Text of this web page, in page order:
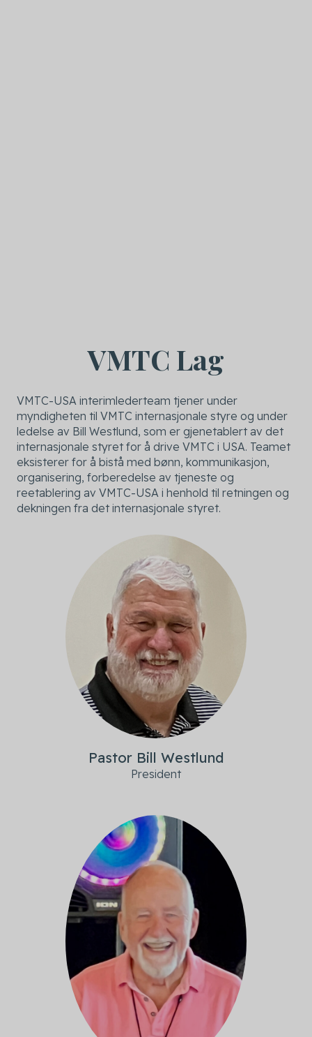
VMTC Lag
VMTC-USA interimlederteam tjener under
myndigheten til VMTC internasjonale styre og under
ledelse av Bill Westlund, som er gjenetablert av det
internasjonale styret for å drive VMTC i USA. Teamet
eksisterer for å bistå med bønn, kommunikasjon,
organisering, forberedelse av tjeneste og
reetablering av VMTC-USA i henhold til retningen og
dekningen fra det internasjonale styret.
Pastor Bill Westlund
President